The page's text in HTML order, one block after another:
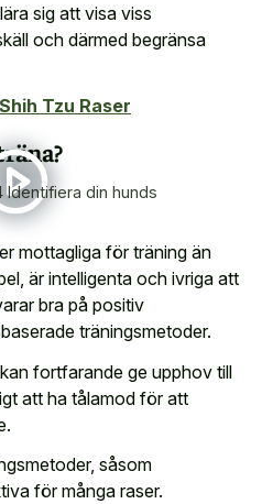
sig att visa viss
och därmed begränsa
Tzu Raser
Identifiera din hunds
mottagliga för träning än
är intelligenta och ivriga att
bra på positiv
träningsmetoder.
fortfarande ge upphov till
att ha tålamod för att
såsom
för många raser.